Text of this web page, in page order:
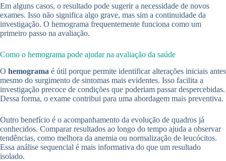
Em alguns casos, o resultado pode sugerir a necessidade de novos
exames. Isso não significa algo grave, mas sim a continuidade da
investigação. O hemograma frequentemente funciona como um
primeiro passo na avaliação.
Como o hemograma pode ajudar na avaliação da saúde
O hemograma é útil porque permite identificar alterações iniciais antes
mesmo do surgimento de sintomas mais evidentes. Isso facilita a
investigação precoce de condições que poderiam passar despercebidas.
Dessa forma, o exame contribui para uma abordagem mais preventiva.
Outro benefício é o acompanhamento da evolução de quadros já
conhecidos. Comparar resultados ao longo do tempo ajuda a observar
tendências, como melhora da anemia ou normalização de leucócitos.
Essa análise sequencial é mais informativa do que um resultado
isolado.